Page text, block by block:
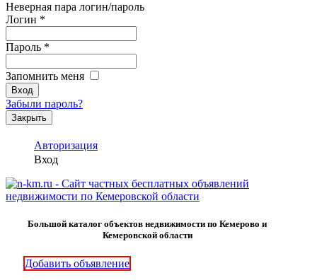
Неверная пара логин/пароль
Логин *
Пароль *
Запомнить меня
Забыли пароль?
Закрыть
Авторизация
Вход
Большой каталог объектов недвижимости по Кемерово и
Кемеровской области
Добавить объявление